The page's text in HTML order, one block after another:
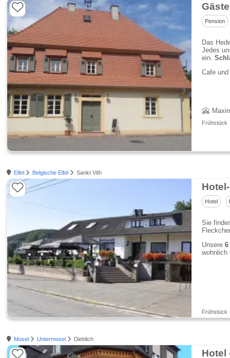
Pension
Das
Jedes
ein.
Cafe
Frühstück
Eifel Belgische Eifel Sankt Vith
Hotel
Sie
Unsere6
wohnlich
Frühstück
Mosel Untermosel Dieblich
Hotel